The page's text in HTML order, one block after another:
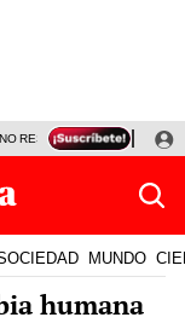
RESULTADOS HOY
MUNDO
humana